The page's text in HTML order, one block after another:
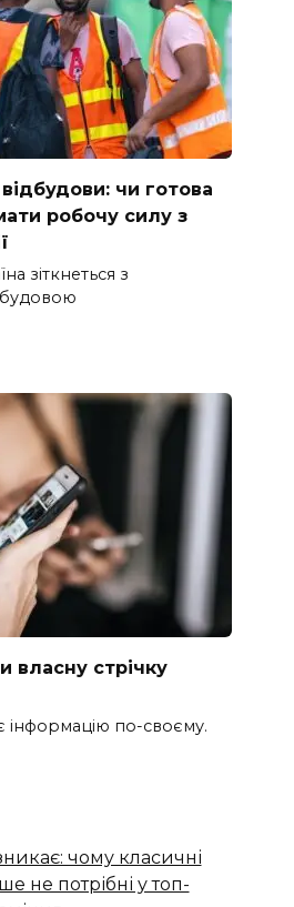
чи готова
робочу силу з
зіткнеться з
власну стрічку
по-своєму.